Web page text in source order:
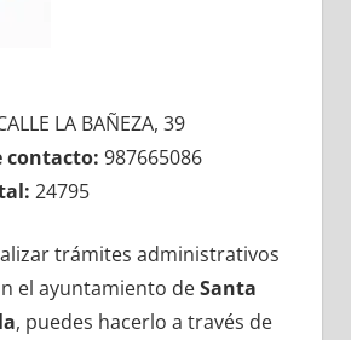
LA BAÑEZA, 39
contacto: 987665086
24795
trámites administrativos
el ayuntamiento dеSanta
, puedes hacerlo а través dе